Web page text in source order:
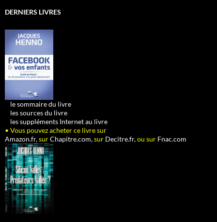
DERNIERS LIVRES
le sommaire du livre
les sources du livre
les suppléments Internet au livre
• Vous pouvez acheter ce livre sur
Amazon.fr,surChapitre.com,sur Decitre.fr,ou sur Fnac.com